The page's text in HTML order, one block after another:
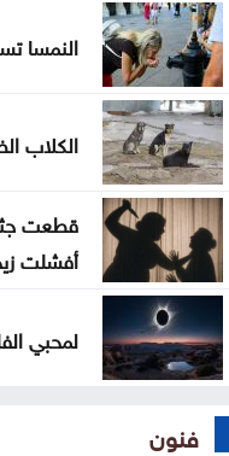
خدمات المخيمات
وفلسطين
النمسا
الكلاب
قطعت
أفشلت
لمحبي
فنون